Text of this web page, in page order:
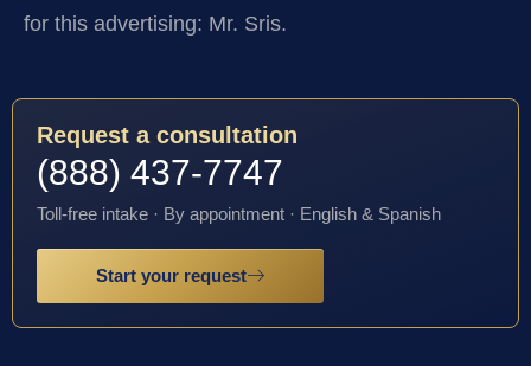
for this advertising: Mr. Sris.
Request a consultation
(888) 437-7747
Toll-free intake · By appointment · English & Spanish
Start your request